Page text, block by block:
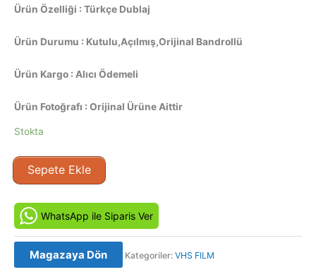
Ürün Özelliği : Türkçe Dublaj
Ürün Durumu : Kutulu,Açılmış,Orijinal Bandrollü
Ürün Kargo : Alıcı Ödemeli
Ürün Fotoğrafı : Orijinal Ürüne Aittir
Stokta
Jüri
-
Juror
(1993)
Orjinal
Sepete Ekle
WhatsApp ile Siparis Ver
Magazaya Dön Kategoriler: VHS FILM